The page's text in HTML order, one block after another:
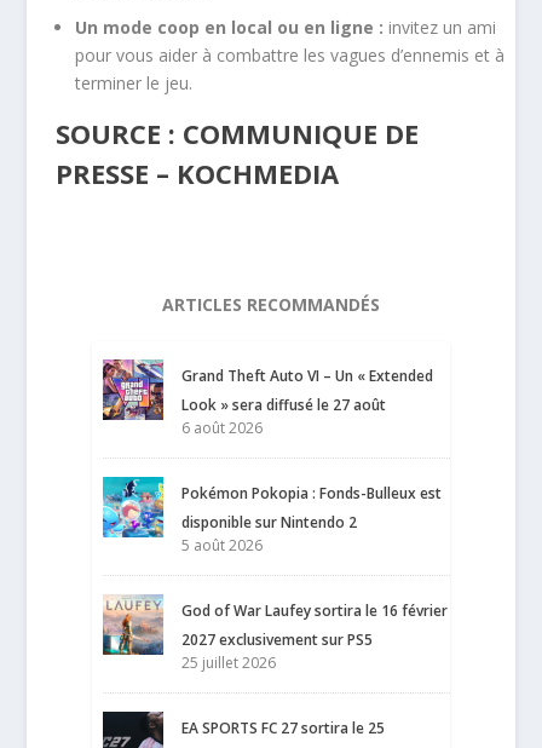
Un mode coop en local ou en ligne : invitez un ami
pour vous aider à combattre les vagues d’ennemis et à
terminer le jeu.
SOURCE : COMMUNIQUE DE
PRESSE – KOCHMEDIA
ARTICLES RECOMMANDÉS
Grand Theft Auto VI – Un « Extended
Look » sera diffusé le 27 août
6 août 2026
Pokémon Pokopia : Fonds-Bulleux est
disponible sur Nintendo 2
5 août 2026
God of War Laufey sortira le 16 février
2027 exclusivement sur PS5
25 juillet 2026
EA SPORTS FC 27 sortira le 25